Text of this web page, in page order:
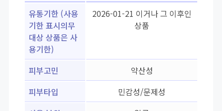
유통기한 (사용
기한 표시의무
대상 상품은 사
용기한)
2026-01-21 이거나 그 이후인
상품
피부고민
약산성
피부타입
민감성/문제성